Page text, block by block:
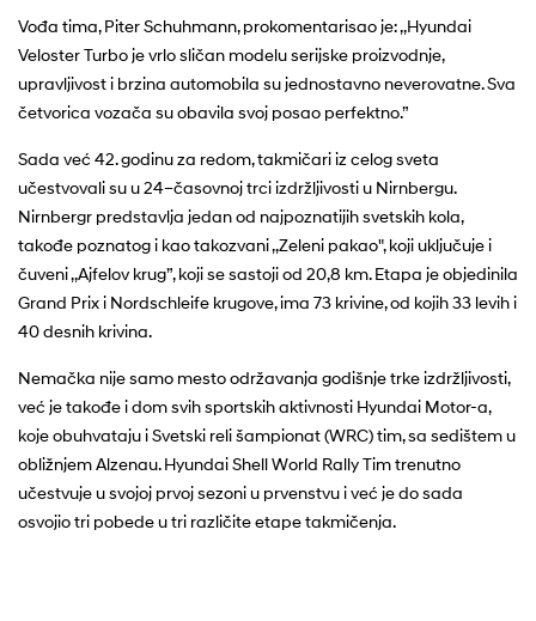
Vođa tima, Piter Schuhmann, prokomentarisao je: ,,Hyundai
Veloster Turbo je vrlo sličan modelu serijske proizvodnje,
upravljivost i brzina automobila su jednostavno neverovatne. Sva
četvorica vozača su obavila svoj posao perfektno.”
Sada već 42. godinu za redom, takmičari iz celog sveta
učestvovali su u 24–časovnoj trci izdržljivosti u Nirnbergu.
Nirnbergr predstavlja jedan od najpoznatijih svetskih kola,
takođe poznatog i kao takozvani ,,Zeleni pakao", koji uključuje i
čuveni ,,Ajfelov krug”, koji se sastoji od 20,8 km. Etapa je objedinila
Grand Prix i Nordschleife krugove, ima 73 krivine, od kojih 33 levih i
40 desnih krivina.
Nemačka nije samo mesto održavanja godišnje trke izdržljivosti,
već je takođe i dom svih sportskih aktivnosti Hyundai Motor-a,
koje obuhvataju i Svetski reli šampionat (WRC) tim, sa sedištem u
obližnjem Alzenau. Hyundai Shell World Rally Tim trenutno
učestvuje u svojoj prvoj sezoni u prvenstvu i već je do sada
osvojio tri pobede u tri različite etape takmičenja.